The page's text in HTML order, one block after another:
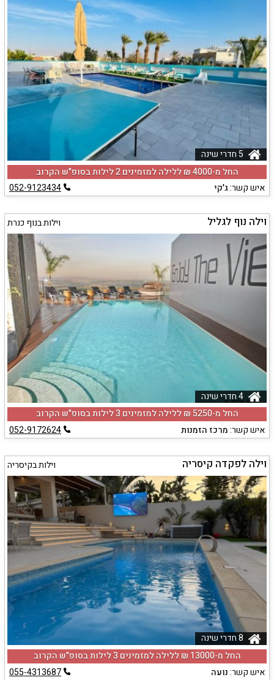
החל מ-‏4000 ₪ ללילה למזמינים 2 לילות בסופ"ש הקרוב
איש קשר:ג'קי 052-9123434
וילה נוף לגליל וילות בנוף כנרת
החל מ-‏5250 ₪ ללילה למזמינים 3 לילות בסופ"ש הקרוב
איש קשר:מרכז הזמנות 052-9172624
וילה לפקדה קיסריה וילות בקיסריה
החל מ-‏13000 ₪ ללילה למזמינים 3 לילות בסופ"ש הקרוב
איש קשר:נועה 055-4313687